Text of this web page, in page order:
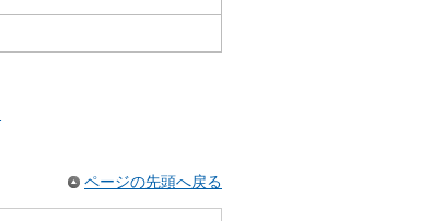
ページの先頭へ戻る